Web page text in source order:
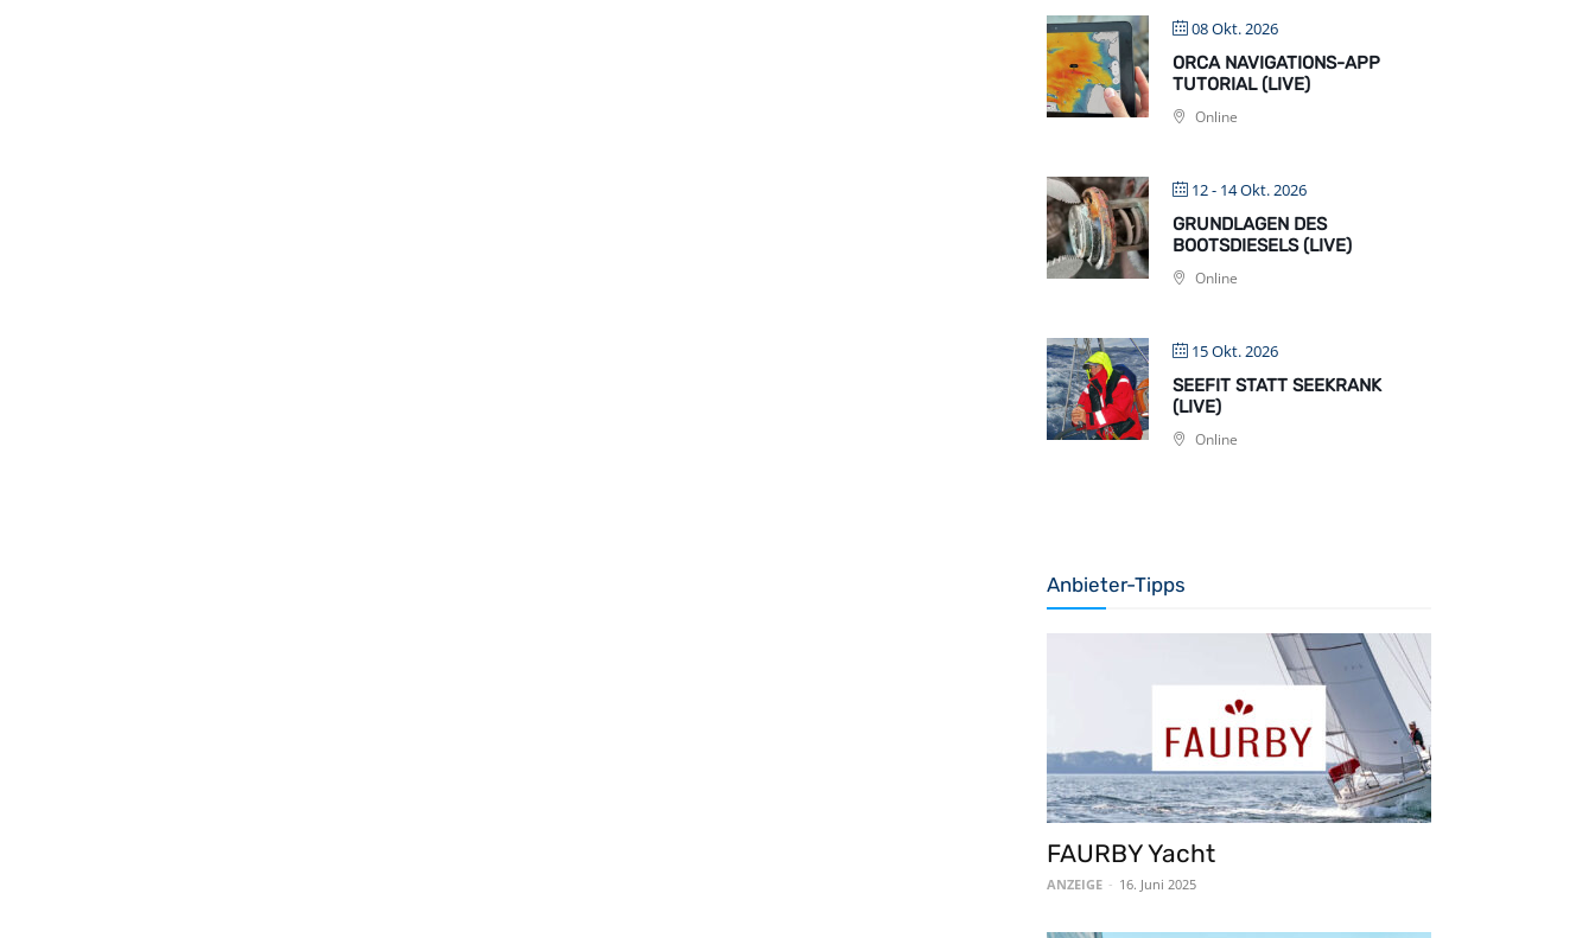
08 Okt. 2026
ORCA NAVIGATIONS-APP
TUTORIAL (LIVE)
Online
12 - 14 Okt. 2026
GRUNDLAGEN DES
BOOTSDIESELS (LIVE)
Online
15 Okt. 2026
SEEFIT STATT SEEKRANK
(LIVE)
Online
Anbieter-Tipps
FAURBY Yacht
ANZEIGE - 16. Juni 2025